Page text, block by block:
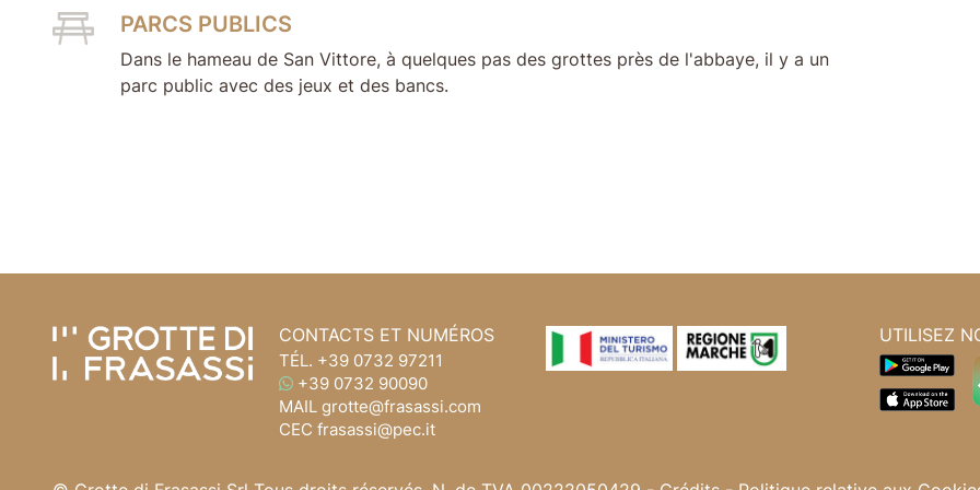
PARCS PUBLICS
Dans le hameau de San Vittore, à quelques pas des grottes près de l'abbaye, il y a un
parc public avec des jeux et des bancs.
CONTACTS ET NUMÉROS
TÉL. +39 0732 97211
WHATSAPP
+39 0732 90090
MAILgrotte@frasassi.com
CECfrasassi@pec.it
UTILISEZ